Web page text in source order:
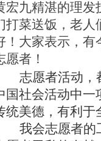
宏九精湛的理发
打菜送饭，老人
！大家表示，有
愿者！
志愿者活动
国社会活动中一
统美德，有利于
我会志愿者的